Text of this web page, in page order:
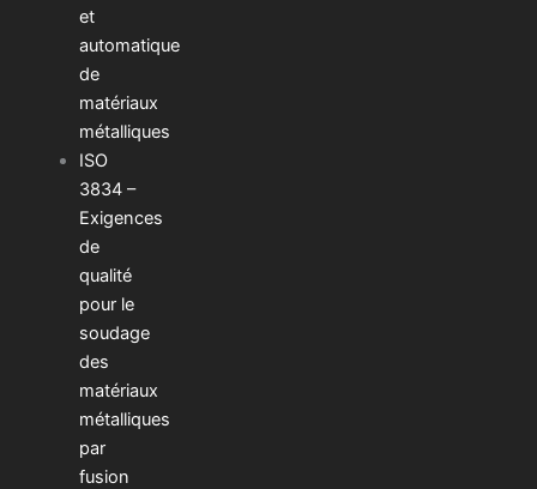
et
automatique
de
matériaux
métalliques
ISO
3834 –
Exigences
de
qualité
pour le
soudage
des
matériaux
métalliques
par
fusion